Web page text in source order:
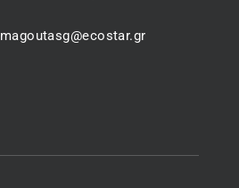
magoutasg@ecostar.gr